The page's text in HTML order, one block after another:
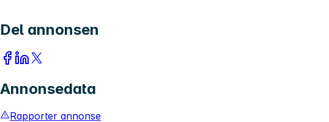
Del annonsen
Annonsedata
Rapporter annonse